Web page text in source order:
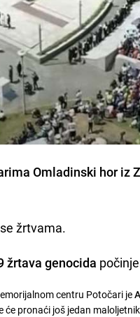
Omladinski hor iz
žrtvama.
žrtava genocida
centru Potočari je
će pronaći još jedan maloljetnik